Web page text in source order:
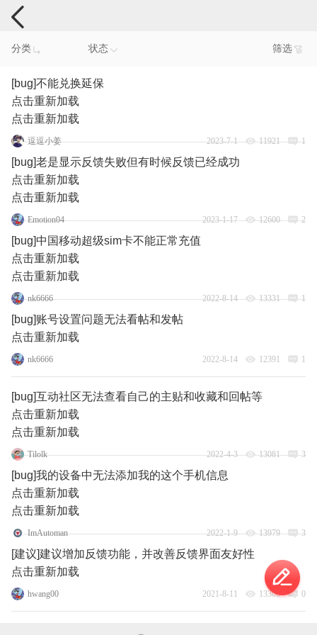
手机反馈
分类 状态 筛选
[bug]不能兑换延保
点击重新加载
点击重新加载
逗逗小姜 2023-7-1 11921 1
[bug]老是显示反馈失败但有时候反馈已经成功
点击重新加载
点击重新加载
Emotion04 2023-1-17 12600 2
[bug]中国移动超级sim卡不能正常充值
点击重新加载
点击重新加载
nk6666 2022-8-14 13331 1
[bug]账号设置问题无法看帖和发帖
点击重新加载
nk6666 2022-8-14 12391 1
[bug]互动社区无法查看自己的主贴和收藏和回帖等
点击重新加载
点击重新加载
Tilolk 2022-4-3 13081 3
[bug]我的设备中无法添加我的这个手机信息
点击重新加载
点击重新加载
ImAutoman 2022-1-9 13979 3
[建议]建议增加反馈功能，并改善反馈界面友好性
点击重新加载
hwang00 2021-8-11 13306 0